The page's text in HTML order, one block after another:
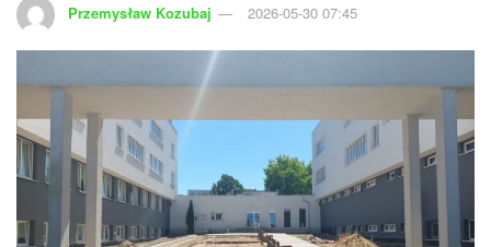
Przemysław Kozubaj 2026-05-30 07:45